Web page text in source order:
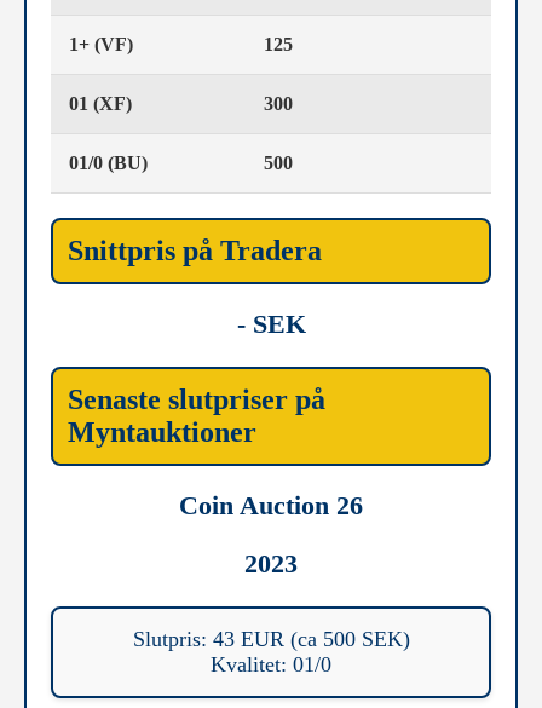
1+ (VF) 125
01 (XF) 300
01/0 (BU) 500
Snittpris på Tradera
- SEK
Senaste slutpriser på
Myntauktioner
Coin Auction 26
2023
Slutpris: 43 EUR (ca 500 SEK)
Kvalitet: 01/0